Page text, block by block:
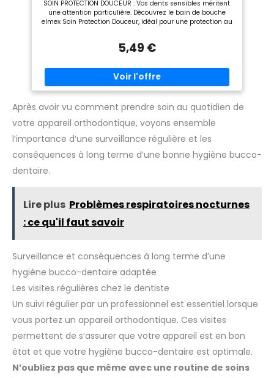
des soins dentaires ciblés
pour prévenir les problèmes
de gencives, renforcer les
SOIN PROTECTION DOUCEUR : Vos dents sensibles méritent
une attention particulière. Découvrez le bain de bouche
elmex Soin Protection Douceur, idéal pour une protection au
quotidien contre la sensibilité et les agressions. PROTECTION
bain de bouche pour dents sensibles qui offre une
triple action cliniquement prouvée. PROTECTION RAPIDE : En
seulement 30 secondes de rinçage, notre bain de bouche
fluoré atteint l'intégralité de votre cavité buccale pour vous
aider à assurer une protection complète même dans les
zones difficiles d'accès. TECHNOLOGIE NEO AMINEX : Notre
formule unique contient la technologie Neo Aminex qui est
spécialement conçue pour reminéraliser l'émail et offrir une
protection efficace et cliniquement prouvée contre les caries
dentaires. GOÛT MENTHE DOUCE : Notre bain de bouche sans
colorant et sans alcool* a été conçu avec un agréable goût
de menthe douce et rafraîchit votre haleine durablement
sans agresser les bouches sensibles. *Cette formule ne
5,49 €
Après avoir vu comment prendre soin au quotidien de
votre appareil orthodontique, voyons ensemble
l’importance d’une surveillance régulière et les
conséquences à long terme d’une bonne hygiène bucco-
dentaire.
Lire plus Problèmes respiratoires nocturnes
: ce qu'il faut savoir
Surveillance et conséquences à long terme d’une
hygiène bucco-dentaire adaptée
Les visites régulières chez le dentiste
Un suivi régulier par un professionnel est essentiel lorsque
vous portez un appareil orthodontique. Ces visites
permettent de s’assurer que votre appareil est en bon
état et que votre hygiène bucco-dentaire est optimale.
N’oubliez pas que même avec une routine de soins